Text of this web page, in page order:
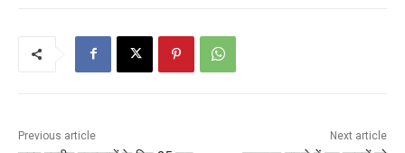
Previous article Next article